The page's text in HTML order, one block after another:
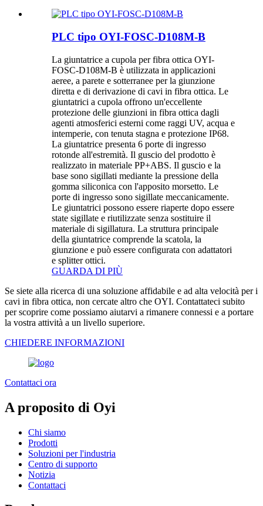
PLC tipo OYI-FOSC-D108M-B
La giuntatrice a cupola per fibra ottica OYI-
FOSC-D108M-B è utilizzata in applicazioni
aeree, a parete e sotterranee per la giunzione
diretta e di derivazione di cavi in ​​fibra ottica. Le
giuntatrici a cupola offrono un'eccellente
protezione delle giunzioni in fibra ottica dagli
agenti atmosferici esterni come raggi UV, acqua e
intemperie, con tenuta stagna e protezione IP68.
La giuntatrice presenta 6 porte di ingresso
rotonde all'estremità. Il guscio del prodotto è
realizzato in materiale PP+ABS. Il guscio e la
base sono sigillati mediante la pressione della
gomma siliconica con l'apposito morsetto. Le
porte di ingresso sono sigillate meccanicamente.
Le giuntatrici possono essere riaperte dopo essere
state sigillate e riutilizzate senza sostituire il
materiale di sigillatura. La struttura principale
della giuntatrice comprende la scatola, la
giunzione e può essere configurata con adattatori
e splitter ottici.
GUARDA DI PIÙ
Se siete alla ricerca di una soluzione affidabile e ad alta velocità per i
cavi in fibra ottica, non cercate altro che OYI. Contattateci subito
per scoprire come possiamo aiutarvi a rimanere connessi e a portare
la vostra attività a un livello superiore.
CHIEDERE INFORMAZIONI
Contattaci ora
A proposito di Oyi
Chi siamo
Prodotti
Soluzioni per l'industria
Centro di supporto
Notizia
Contattaci